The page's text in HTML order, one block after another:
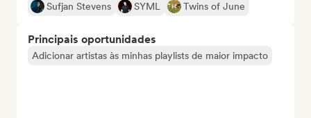
Sufjan Stevens
SYML Twins of June
Principais oportunidades
Adicionar artistas às minhas playlists de maior impacto